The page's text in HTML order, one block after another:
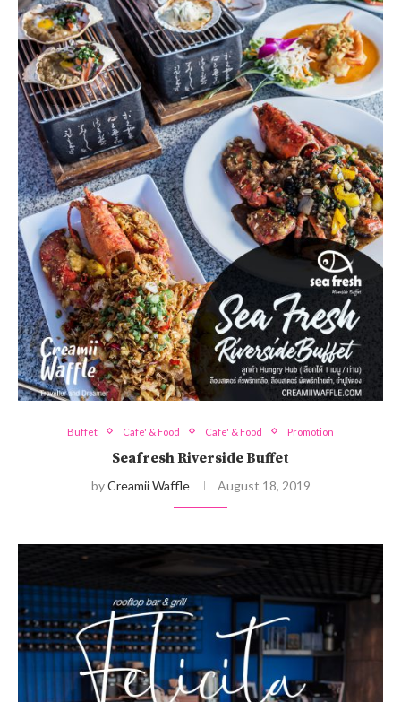
Buffet Cafe' & Food Cafe' & Food Promotion
Seafresh Riverside Buffet
byCreamii Waffle August 18, 2019